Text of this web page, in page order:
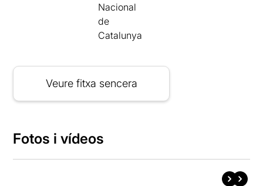
Nacional
de
Catalunya
Veure fitxa sencera
Fotos i vídeos